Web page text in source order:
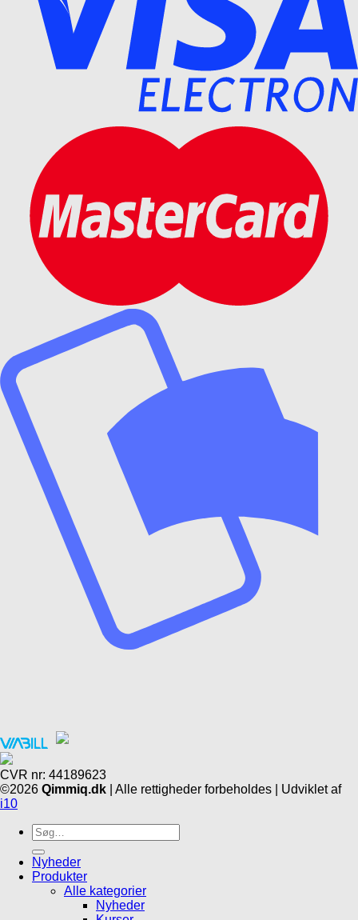
CVR nr: 44189623
©2026 Qimmiq.dk | Alle rettigheder forbeholdes | Udviklet af
i10
Søg
efter:
Nyheder
Produkter
Alle kategorier
Nyheder